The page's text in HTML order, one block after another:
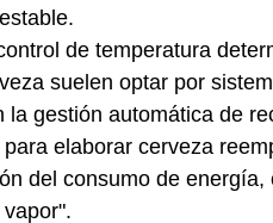
de temperatura
suelen optar por
gestión automática de
elaborar cerveza
del consumo de